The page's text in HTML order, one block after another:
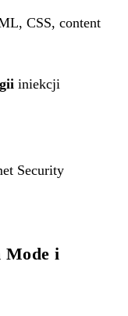
CSS, content
iniekcji
Security
Mode i